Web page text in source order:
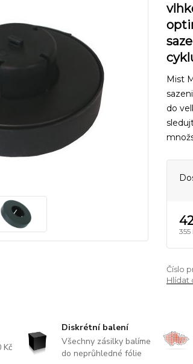
Mist
do
355
Číslo
Hlídat
Kč
Diskrétní balení
Všechny zásilky balíme
do neprůhledné fólie